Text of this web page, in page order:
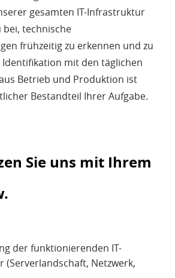
gesamten IT-Infrastruktur
technische
frühzeitig zu erkennen und zu
Identifikation mit den täglichen
Betrieb und Produktion ist
Bestandteil Ihrer Aufgabe.
Sie uns mit Ihrem
der funktionierenden IT-
(Serverlandschaft, Netzwerk,